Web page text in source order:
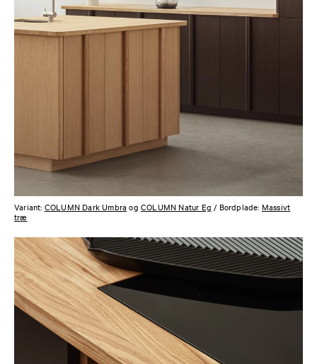
Variant: COLUMN Dark Umbra ogCOLUMN Natur Eg / Bordplade: Massivt
træ